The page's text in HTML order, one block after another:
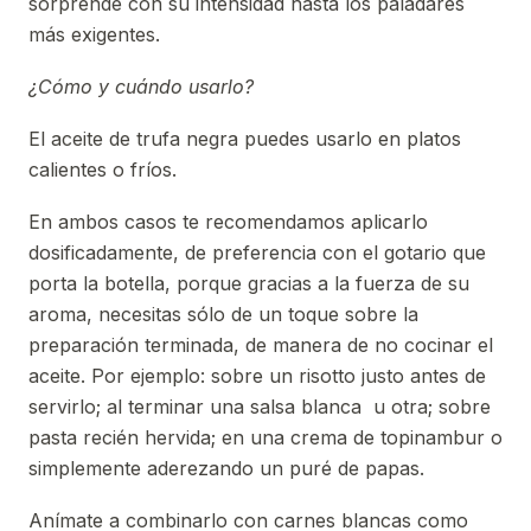
más exigentes.
¿Cómo y cuándo usarlo?
El aceite de trufa negra puedes usarlo en platos
calientes o fríos.
En ambos casos te recomendamos aplicarlo
dosificadamente, de preferencia con el gotario que
porta la botella, porque gracias a la fuerza de su
aroma, necesitas sólo de un toque sobre la
preparación terminada, de manera de no cocinar el
aceite. Por ejemplo: sobre un risotto justo antes de
servirlo; al terminar una salsa blanca u otra; sobre
pasta recién hervida; en una crema de topinambur o
simplemente aderezando un puré de papas.
Anímate a combinarlo con carnes blancas como